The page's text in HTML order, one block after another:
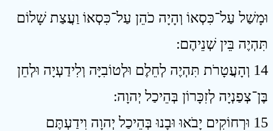
וּמָשַׁל עַל־כִּסְאוֹ וְהָיָה כֹהֵן עַל־כִּסְאוֹ וַעֲצַת שָׁלוֹם
תִּהְיֶה בֵּין שְׁנֵיהֶם ׃
14 וְהָעֲטָרֹת תִּהְיֶה לְחֵלֶם וּלְטוֹבִיָּה וְלִידַעְיָה וּלְחֵן
בֶּן־צְפַנְיָה לְזִכָּרוֹן בְּהֵיכַל יְהוָה ׃
15 וּרְחוֹקִים יָבֹאוּ וּבָנוּ בְּהֵיכַל יְהוָה וִידַעְתֶּם